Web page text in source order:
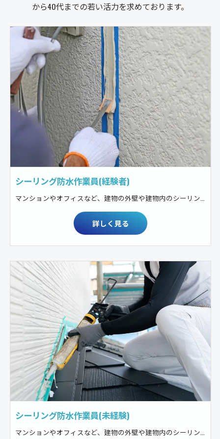
から40代までの若い活力を求めております。
シーリング防水作業員(経験者)
詳しく見る
シーリング防水作業員(未経験)
マンションやオフィスなど、建物の外壁や建物内のシーリング防水工事